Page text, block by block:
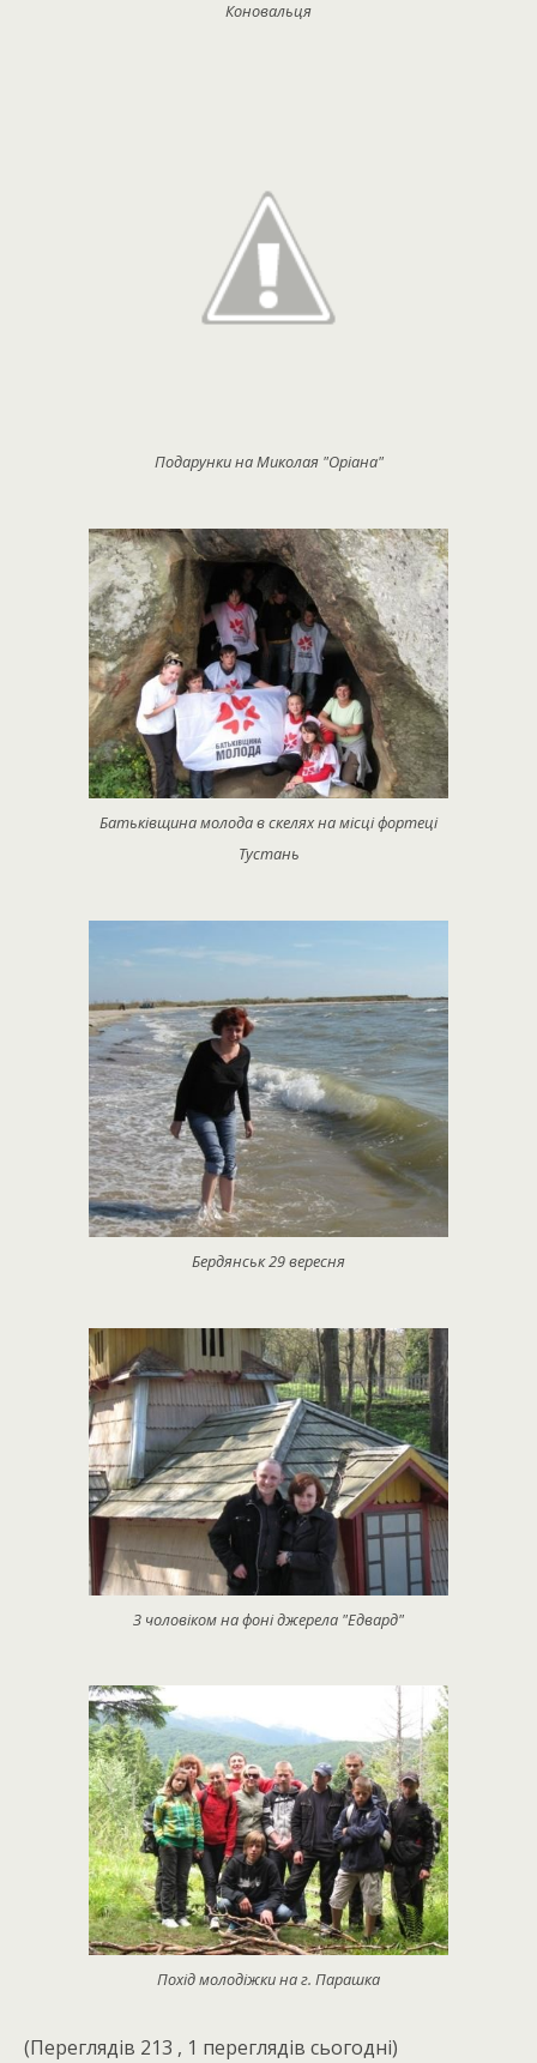
Коновальця
Подарунки на Миколая "Оріана"
Батьківщина молода в скелях на місці фортеці
Тустань
Бердянськ 29 вересня
З чоловіком на фоні джерела "Едвард"
Похід молодіжки на г. Парашка
(Переглядів 213 , 1 переглядів сьогодні)